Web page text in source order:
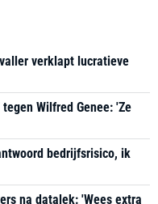
verklapt lucratieve
Wilfred Genee: 'Ze
bedrijfsrisico, ik
na datalek: 'Wees extra